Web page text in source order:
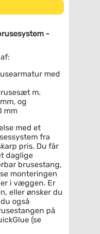
-
med
m.
og
mm
med et
fra
pris. Du får
daglige
brusestang,
monteringen
i væggen. Er
eller ønsker du
også
på
(se